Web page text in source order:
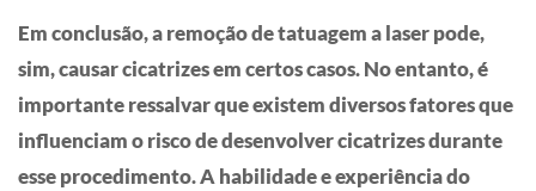
Em conclusão, a remoção de tatuagem a laser pode,
sim, causar cicatrizes em certos casos. No entanto, é
importante ressalvar que existem diversos fatores que
influenciam o risco de desenvolver cicatrizes durante
esse procedimento. A habilidade e experiência do